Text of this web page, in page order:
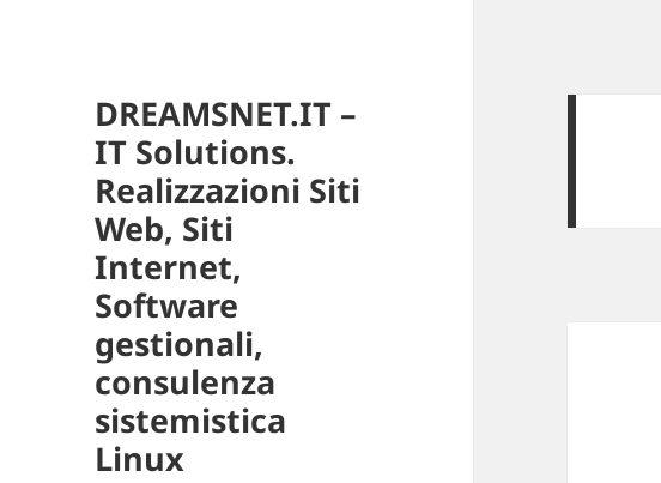
DREAMSNET.IT –
IT Solutions.
Realizzazioni Siti
Web, Siti
Internet,
Software
gestionali,
consulenza
sistemistica
Linux